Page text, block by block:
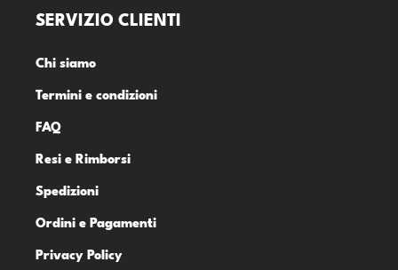
SERVIZIO CLIENTI
Chi siamo
Termini e condizioni
FAQ
Resi e Rimborsi
Spedizioni
Ordini e Pagamenti
Privacy Policy